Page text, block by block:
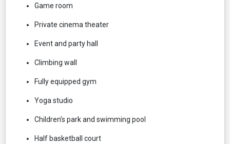
Game room
Private cinema theater
Event and party hall
Climbing wall
Fully equipped gym
Yoga studio
Children’s park and swimming pool
Half basketball court